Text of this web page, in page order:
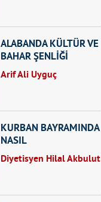
ALABANDA KÜLTÜR VE
BAHAR ŞENLİĞİ
Arif Ali Uyguç
KURBAN BAYRAMINDA
NASIL
BESLENMELİYİZ?
Diyetisyen Hilal Akbulut